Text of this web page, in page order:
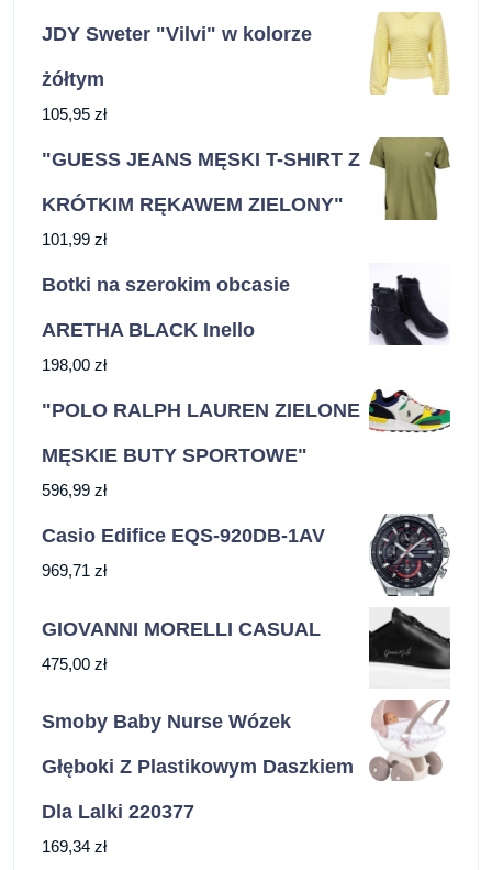
JDY Sweter "Vilvi" w kolorze
żółtym
105,95 zł
"GUESS JEANS MĘSKI T-SHIRT Z
KRÓTKIM RĘKAWEM ZIELONY"
101,99 zł
Botki na szerokim obcasie
ARETHA BLACK Inello
198,00 zł
"POLO RALPH LAUREN ZIELONE
MĘSKIE BUTY SPORTOWE"
596,99 zł
Casio Edifice EQS-920DB-1AV
969,71 zł
GIOVANNI MORELLI CASUAL
475,00 zł
Smoby Baby Nurse Wózek
Głęboki Z Plastikowym Daszkiem
Dla Lalki 220377
169,34 zł